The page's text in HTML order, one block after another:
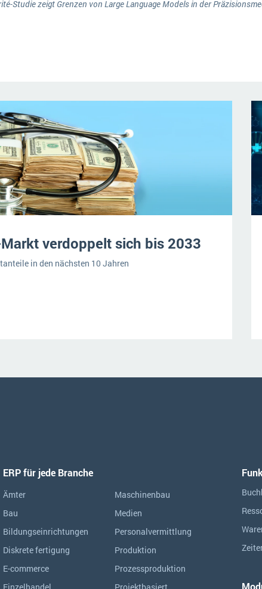
Studie zeigt Grenzen von Large Language Models in der
verdoppelt sich bis 2033
in den nächsten 10 Jahren
ERP für jede Branche
Ämter
Bau
Bildungseinrichtungen
Diskrete fertigung
E-commerce
Maschinenbau
Medien
Personalvermittlung
Produktion
Prozessproduktion